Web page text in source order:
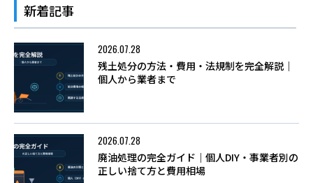
新着記事
2026.07.28
残土処分の方法・費用・法規制を完全解説｜
個人から業者まで
2026.07.28
廃油処理の完全ガイド｜個人DIY・事業者別の
正しい捨て方と費用相場